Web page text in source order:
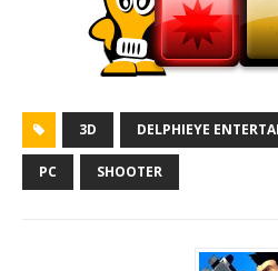
3D DELPHIEYE
PC SHOOTER